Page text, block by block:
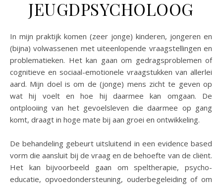
JEUGDPSYCHOLOOG
In mijn praktijk komen (zeer jonge) kinderen, jongeren en
(bijna) volwassenen met uiteenlopende vraagstellingen en
problematieken. Het kan gaan om gedragsproblemen of
cognitieve en sociaal-emotionele vraagstukken van allerlei
aard. Mijn doel is om de (jonge) mens zicht te geven op
wat hij voelt en hoe hij daarmee kan omgaan. De
ontplooiing van het gevoelsleven die daarmee op gang
komt, draagt in hoge mate bij aan groei en ontwikkeling.
De behandeling gebeurt uitsluitend in een evidence based
vorm die aansluit bij de vraag en de behoefte van de cliënt.
Het kan bijvoorbeeld gaan om speltherapie, psycho-
educatie, opvoedondersteuning, ouderbegeleiding of om